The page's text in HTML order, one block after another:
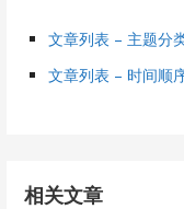
文章列表 – 主题分
文章列表 – 时间顺
相关文章